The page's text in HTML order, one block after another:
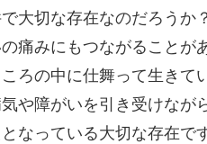
大切な存在なのだろうか
痛みにもつながることが
ろの中に仕舞って生きて
や障がいを引き受けなが
なっている大切な存在です